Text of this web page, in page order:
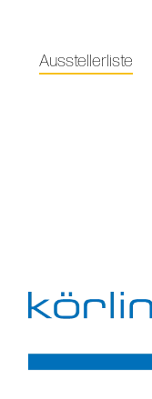
Ausstellerliste